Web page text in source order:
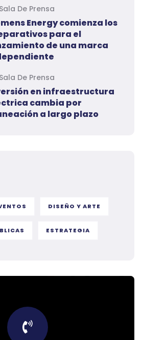
Sala De Prensa
Energy comienza los
para el
de una marca
Sala De Prensa
en infraestructura
cambia por
a largo plazo
DISEÑO Y ARTE
ESTRATEGIA